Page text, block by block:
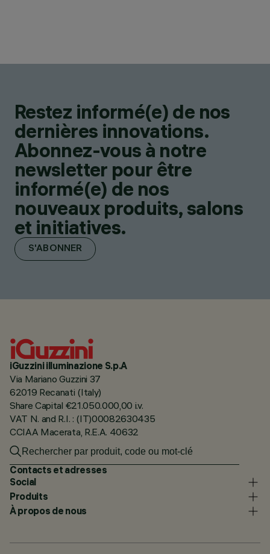
Restez informé(e) de nos
dernières innovations.
Abonnez-vous à notre
newsletter pour être
informé(e) de nos
nouveaux produits, salons
et initiatives.
S'ABONNER
iGuzzini illuminazione S.p.A
Via Mariano Guzzini 37
62019 Recanati (Italy)
Share Capital €21.050.000,00 i.v.
VAT N. and R.I. : (IT)00082630435
CCIAA Macerata, R.E.A. 40632
Contacts et adresses
Social
Produits
À propos de nous